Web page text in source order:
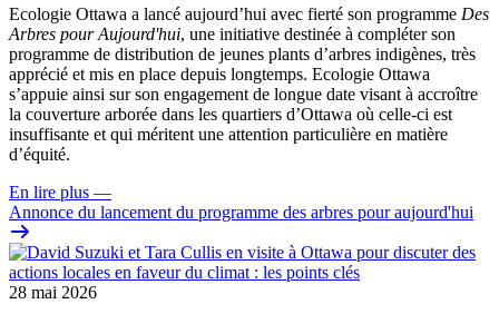
Ecologie Ottawa a lancé aujourd’hui avec fierté son programme Des
Arbres pour Aujourd'hui, une initiative destinée à compléter son
programme de distribution de jeunes plants d’arbres indigènes, très
apprécié et mis en place depuis longtemps. Ecologie Ottawa
s’appuie ainsi sur son engagement de longue date visant à accroître
la couverture arborée dans les quartiers d’Ottawa où celle-ci est
insuffisante et qui méritent une attention particulière en matière
d’équité.
En lire plus —
Annonce du lancement du programme des arbres pour aujourd'hui
28 mai 2026